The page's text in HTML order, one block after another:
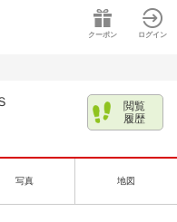
クーポン ログイン
閲覧
履歴
写真 地図